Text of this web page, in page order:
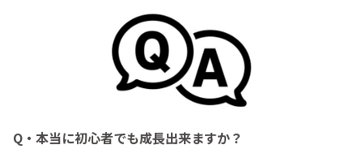
Q・本当に初心者でも成長出来ますか？